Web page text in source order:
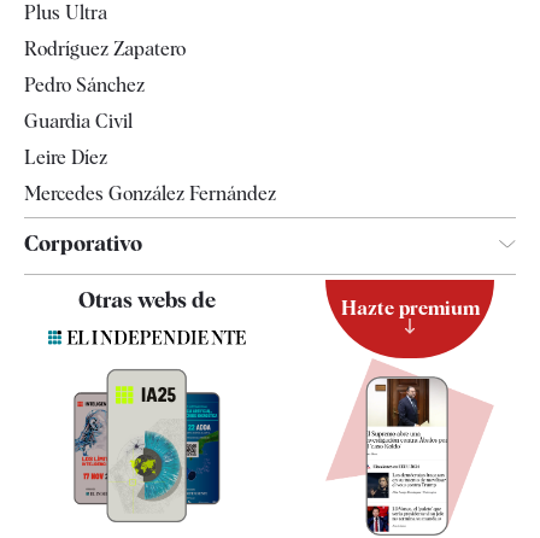
Televisión
Plus Ultra
Rodríguez Zapatero
Pedro Sánchez
Guardia Civil
Leire Díez
Mercedes González Fernández
Corporativo
Contacto
Quiénes somos
Especificaciones
Otras webs de Hazte premium